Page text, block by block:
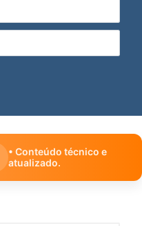
• Conteúdo técnico e
atualizado.